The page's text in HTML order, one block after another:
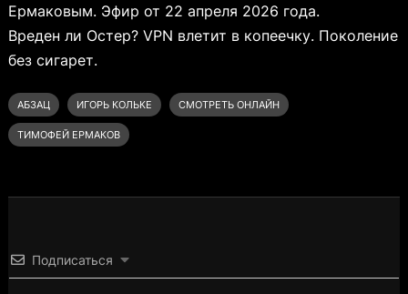
Ермаковым. Эфир от 22 апреля 2026 года.
Вреден ли Остер? VPN влетит в копеечку. Поколение
без сигарет.
АБЗАЦ ИГОРЬ КОЛЬКЕ СМОТРЕТЬ ОНЛАЙН
ТИМОФЕЙ ЕРМАКОВ
Подписаться